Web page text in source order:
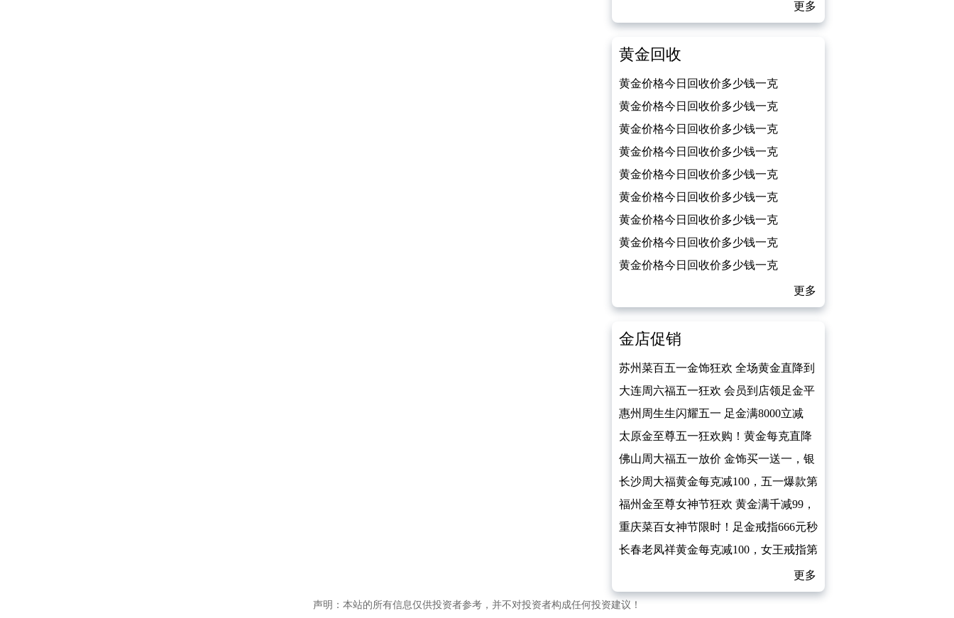
更多
黄金回收
黄金价格今日回收价多少钱一克
（2026/04/29）
黄金价格今日回收价多少钱一克
（2026/04/28）
黄金价格今日回收价多少钱一克
（2026/04/27）
黄金价格今日回收价多少钱一克
（2026/04/26）
黄金价格今日回收价多少钱一克
（2026/04/25）
黄金价格今日回收价多少钱一克
（2026/04/24）
黄金价格今日回收价多少钱一克
（2026/04/23）
黄金价格今日回收价多少钱一克
（2026/04/22）
黄金价格今日回收价多少钱一克
更多
金店促销
苏州菜百五一金饰狂欢 全场黄金直降到
底
大连周六福五一狂欢 会员到店领足金平
安扣
惠州周生生闪耀五一 足金满8000立减
800
太原金至尊五一狂欢购！黄金每克直降
120元
佛山周大福五一放价 金饰买一送一，银
饰免费送
长沙周大福黄金每克减100，五一爆款第
二件0元
福州金至尊女神节狂欢 黄金满千减99，
钻石5折起
重庆菜百女神节限时！足金戒指666元秒
杀
长春老凤祥黄金每克减100，女王戒指第
更多
声明：本站的所有信息仅供投资者参考，并不对投资者构成任何投资建议！